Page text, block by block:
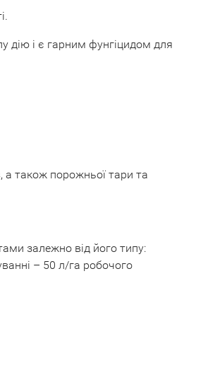
дію і є гарним фунгіцидом для
а також порожньої тари та
залежно від його типу:
– 50 л/га робочого